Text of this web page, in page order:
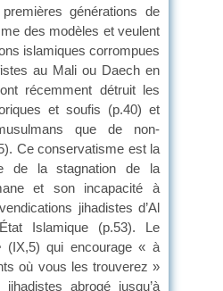
générations de
des modèles et veulent
islamiques corrompues
au Mali ou Daech en
récemment détruit les
et soufis (p.40) et
que de non-
Ce conservatisme est la
de la stagnation de la
et son incapacité à
jihadistes d’Al
Islamique (p.53). Le
(IX,5) qui encourage « à
où vous les trouverez »
abrogé jusqu’à